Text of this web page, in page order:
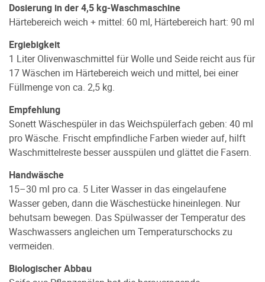
Dosierung in der 4,5 kg-Waschmaschine
Härtebereich weich + mittel: 60 ml, Härtebereich hart: 90 ml
Ergiebigkeit
1 Liter Olivenwaschmittel für Wolle und Seide reicht aus für
17 Wäschen im Härtebereich weich und mittel, bei einer
Füllmenge von ca. 2,5 kg.
Empfehlung
Sonett Wäschespüler in das Weichspülerfach geben: 40 ml
pro Wäsche. Frischt empfindliche Farben wieder auf, hilft
Waschmittelreste besser ausspülen und glättet die Fasern.
Handwäsche
15–30 ml pro ca. 5 Liter Wasser in das eingelaufene
Wasser geben, dann die Wäschestücke hineinlegen. Nur
behutsam bewegen. Das Spülwasser der Temperatur des
Waschwassers angleichen um Temperaturschocks zu
vermeiden.
Biologischer Abbau